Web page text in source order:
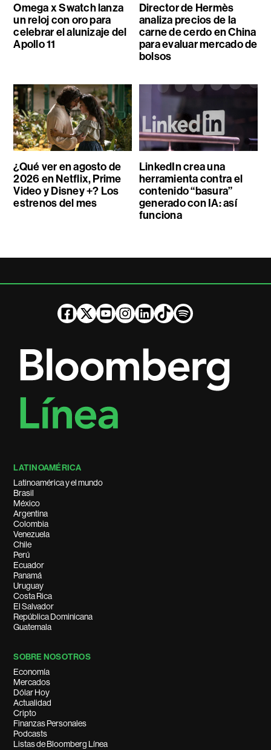
Omega x Swatch lanza
un reloj con oro para
celebrar el alunizaje del
Apollo 11
Director de Hermès
analiza precios de la
carne de cerdo en China
para evaluar mercado de
bolsos
¿Qué ver en agosto de
2026 en Netflix, Prime
Video y Disney +? Los
estrenos del mes
LinkedIn crea una
herramienta contra el
contenido “basura”
generado con IA: así
funciona
LATINOAMÉRICA
Latinoamérica y el mundo
Brasil
México
Argentina
Colombia
Venezuela
Chile
Perú
Ecuador
Panamá
Uruguay
Costa Rica
El Salvador
República Dominicana
Guatemala
SOBRE NOSOTROS
Economía
Mercados
Dólar Hoy
Actualidad
Cripto
Finanzas Personales
Podcasts
Listas de Bloomberg Línea